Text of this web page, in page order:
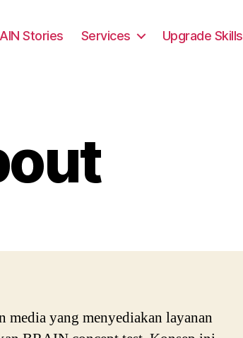
Stories Services Upgrade Skills
yang menyediakan layanan